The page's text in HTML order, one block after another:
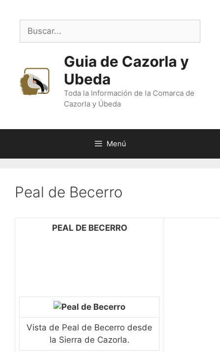
contenido
Buscar:
Guia de Cazorla y
Ubeda
Toda la Información de la Comarca de
Cazorla y Úbeda
Menú
Peal de Becerro
PEAL DE BECERRO
Vista de Peal de Becerro desde
la Sierra de Cazorla.